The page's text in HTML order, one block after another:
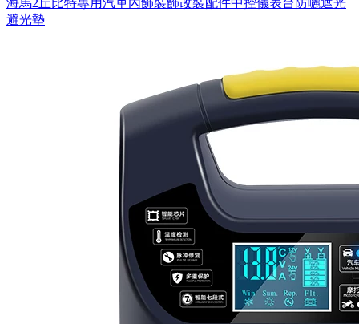
海馬2丘比特專用汽車內飾裝飾改裝配件中控儀表台防曬遮光
避光墊